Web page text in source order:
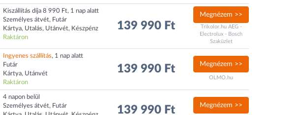
Kiszállítás díja 8 990 Ft, 1 nap alatt
Személyes átvét, Futár
Kártya, Utalás, Utánvét, Készpénz
Raktáron
139 990 Ft
Megnézem >>
Trikolor.hu AEG -
Electrolux - Bosch
Szaküzlet
Ingyenes szállítás, 1 nap alatt
Futár
Kártya, Utánvét
Raktáron
139 990 Ft Megnézem >>
OLMO.hu
4 napon belül
Személyes átvét, Futár
139 990 Ft Megnézem >>